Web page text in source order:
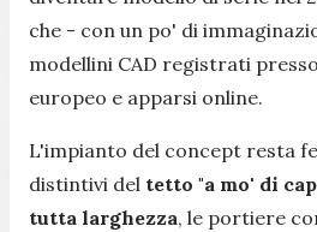
che - con un po' di
modellini CAD registrati
europeo e apparsi online.
L'impianto del concept resta
distintivi del tetto "a mo' di
tutta larghezza, le portiere